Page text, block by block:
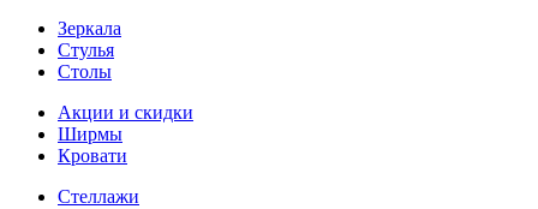
Зеркала
Стулья
Столы
Акции и скидки
Ширмы
Кровати
Стеллажи